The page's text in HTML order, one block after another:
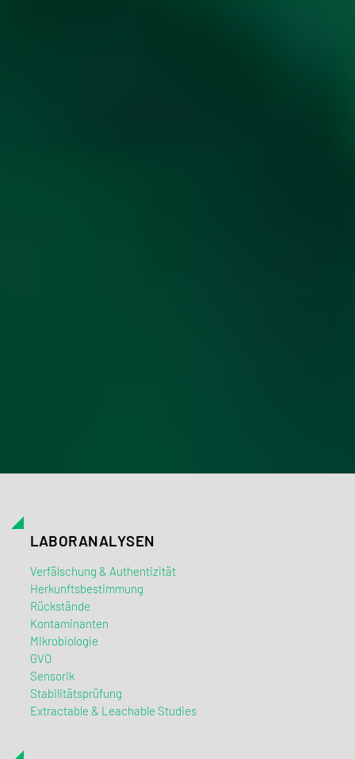
LABORANALYSEN
Verfälschung & Authentizität
Herkunftsbestimmung
Rückstände
Kontaminanten
Mikrobiologie
GVO
Sensorik
Stabilitätsprüfung
Extractable & Leachable Studies